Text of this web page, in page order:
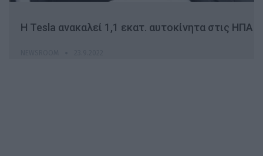
Η Tesla ανακαλεί 1,1 εκατ. αυτοκίνητα στις ΗΠΑ